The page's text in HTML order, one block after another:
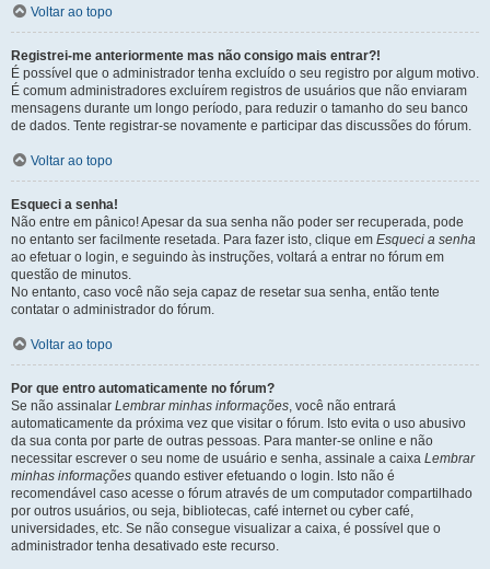
Voltar ao topo
Registrei-me anteriormente mas não consigo mais entrar?!
É possível que o administrador tenha excluído o seu registro por algum motivo.
É comum administradores excluírem registros de usuários que não enviaram
mensagens durante um longo período, para reduzir o tamanho do seu banco
de dados. Tente registrar-se novamente e participar das discussões do fórum.
Voltar ao topo
Esqueci a senha!
Não entre em pânico! Apesar da sua senha não poder ser recuperada, pode
no entanto ser facilmente resetada. Para fazer isto, clique em Esqueci a senha
ao efetuar o login, e seguindo às instruções, voltará a entrar no fórum em
questão de minutos.
No entanto, caso você não seja capaz de resetar sua senha, então tente
contatar o administrador do fórum.
Voltar ao topo
Por que entro automaticamente no fórum?
Se não assinalar Lembrar minhas informações, você não entrará
automaticamente da próxima vez que visitar o fórum. Isto evita o uso abusivo
da sua conta por parte de outras pessoas. Para manter-se online e não
necessitar escrever o seu nome de usuário e senha, assinale a caixa Lembrar
minhas informações quando estiver efetuando o login. Isto não é
recomendável caso acesse o fórum através de um computador compartilhado
por outros usuários, ou seja, bibliotecas, café internet ou cyber café,
universidades, etc. Se não consegue visualizar a caixa, é possível que o
administrador tenha desativado este recurso.